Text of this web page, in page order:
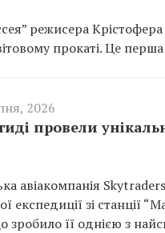
режисера
прокаті. Це
2026
провели
авіакомпанія
експедиції зі
зробило її однією з